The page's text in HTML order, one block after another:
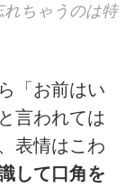
れちゃうのは特
「お前はい
言われては
表情はこわ
して口角を